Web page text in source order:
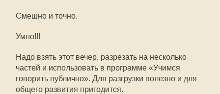
Смешно и точно.
Умно!!!
Надо взять этот вечер, разрезать на несколько
частей и использовать в программе «Учимся
говорить публично». Для разгрузки полезно и для
общего развития пригодится.